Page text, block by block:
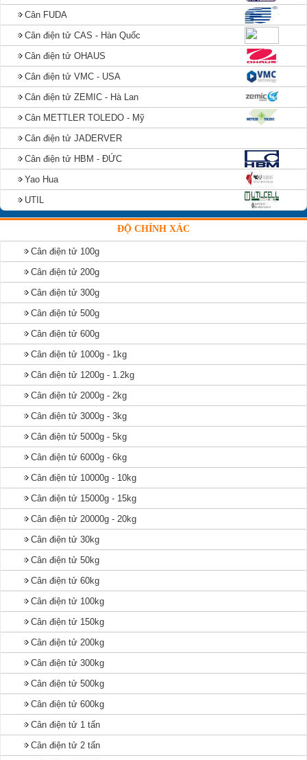
Cân FUDA
Cân điện tử CAS - Hàn Quốc
Cân điện tử OHAUS
Cân điện tử VMC - USA
Cân điện tử ZEMIC - Hà Lan
Cân METTLER TOLEDO - Mỹ
Cân điện tử JADERVER
Cân điện tử HBM - ĐỨC
Yao Hua
UTIL
ĐỘ CHÍNH XÁC
Cân điện tử 100g
Cân điện tử 200g
Cân điện tử 300g
Cân điện tử 500g
Cân điện tử 600g
Cân điện tử 1000g - 1kg
Cân điện tử 1200g - 1.2kg
Cân điện tử 2000g - 2kg
Cân điện tử 3000g - 3kg
Cân điện tử 5000g - 5kg
Cân điện tử 6000g - 6kg
Cân điện tử 10000g - 10kg
Cân điện tử 15000g - 15kg
Cân điện tử 20000g - 20kg
Cân điện tử 30kg
Cân điện tử 50kg
Cân điện tử 60kg
Cân điện tử 100kg
Cân điện tử 150kg
Cân điện tử 200kg
Cân điện tử 300kg
Cân điện tử 500kg
Cân điện tử 600kg
Cân điện tử 1 tấn
Cân điện tử 2 tấn